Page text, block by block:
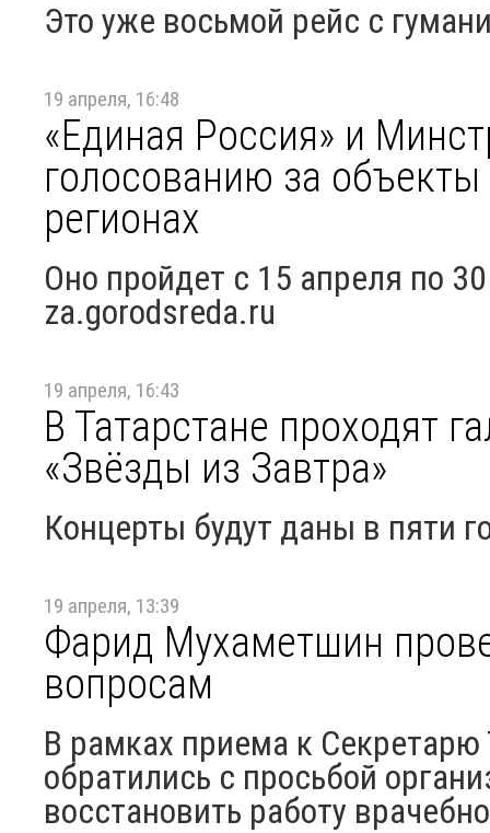
Это уже восьмой рейс с
19 апреля, 16:48
«Единая Россия» и
голосованию за
регионах
Оно пройдет с 15 апреля по
za.gorodsreda.ru
19 апреля, 16:43
В Татарстане проходят
«Звёзды из Завтра»
Концерты будут даны в пяти
19 апреля, 13:39
Фарид Мухаметшин
вопросам
В рамках приема к
обратились с просьбой
восстановить работу